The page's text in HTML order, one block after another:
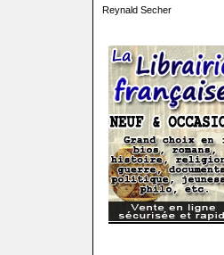
Reynald Secher